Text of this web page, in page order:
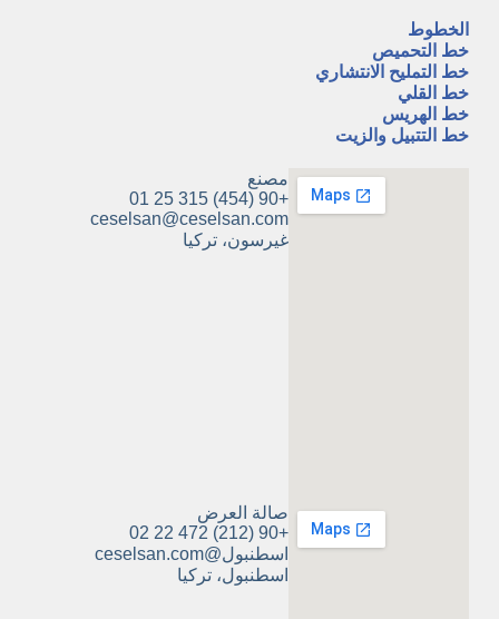
الخطوط
خط التحميص
خط التمليح الانتشاري
خط القلي
خط الهريس
خط التتبيل والزيت
مصنع
+90 (454) 315 25 01
ceselsan@ceselsan.com
غيرسون، تركيا
صالة العرض
+90 (212) 472 22 02
اسطنبول@ceselsan.com
اسطنبول، تركيا